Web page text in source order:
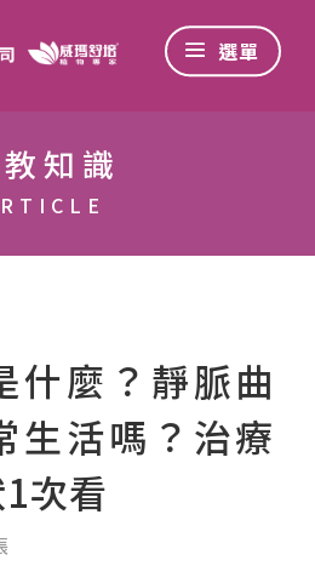
知識
什麼？靜脈曲
生活嗎？治療
次看